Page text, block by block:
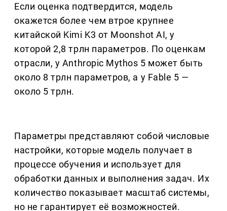
Если оценка подтвердится, модель
окажется более чем втрое крупнее
китайской Kimi K3 от Moonshot AI, у
которой 2,8 трлн параметров. По оценкам
отрасли, у Anthropic Mythos 5 может быть
около 8 трлн параметров, а у Fable 5 —
около 5 трлн.
Параметры представляют собой числовые
настройки, которые модель получает в
процессе обучения и использует для
обработки данных и выполнения задач. Их
количество показывает масштаб системы,
но не гарантирует её возможностей.